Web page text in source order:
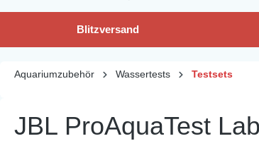
Blitzversand
Aquariumzubehör Wassertests Testsets
JBL ProAquaTest Lab